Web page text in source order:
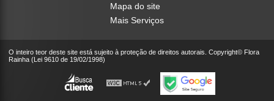
Mapa do site
Mais Serviços
O inteiro teor deste site está sujeito à proteção de direitos autorais. Copyright© Flora
Rainha (Lei 9610 de 19/02/1998)